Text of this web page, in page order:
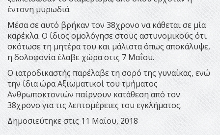
έντονη μυρωδιά.
Μέσα σε αυτό βρήκαν τον 38χρονο να κάθεται σε μία
καρέκλα. Ο ίδιος ομολόγησε στους αστυνομικούς ότι
σκότωσε τη μητέρα του και μάλιστα όπως αποκάλυψε,
η δολοφονία έλαβε χώρα στις 7 Μαΐου.
Ο ιατροδικαστής παρέλαβε τη σορό της γυναίκας, ενώ
την ίδια ώρα Αξιωματικοί του τμήματος
Ανθρωποκτονιών παίρνουν κατάθεση από τον
38χρονο για τις λεπτομέρειες του εγκλήματος.
Δημοσιεύτηκε στις 11 Μαΐου, 2018